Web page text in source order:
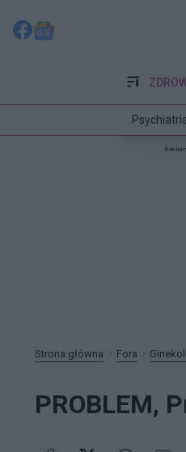
Strona główna Fora
PROBLEM,